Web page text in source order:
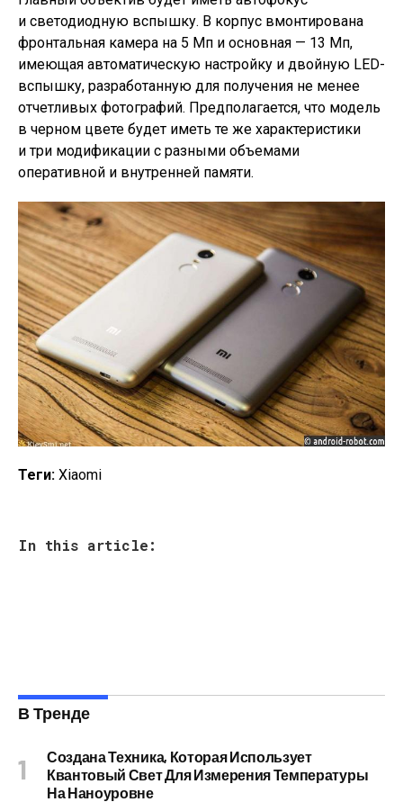
и светодиодную вспышку. В корпус вмонтирована
фронтальная камера на 5 Мп и основная — 13 Мп,
имеющая автоматическую настройку и двойную LED-
вспышку, разработанную для получения не менее
отчетливых фотографий. Предполагается, что модель
в черном цвете будет иметь те же характеристики
и три модификации с разными объемами
оперативной и внутренней памяти.
Теги: Хiaomi
In this article:
В Тренде
Создана Техника, Которая Использует
Квантовый Свет Для Измерения Температуры
На Наноуровне